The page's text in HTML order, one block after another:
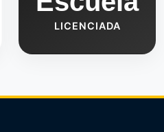
LICENCIADA